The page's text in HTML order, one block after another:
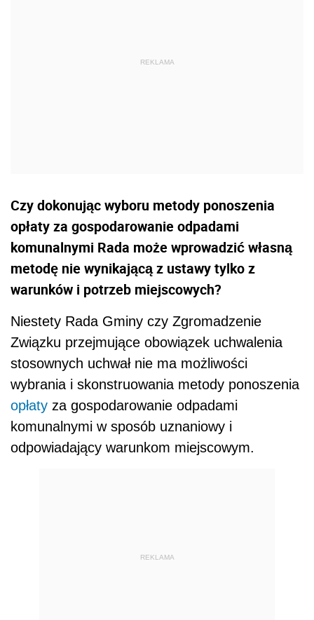
Czy dokonując wyboru metody ponoszenia
opłaty za gospodarowanie odpadami
komunalnymi Rada może wprowadzić własną
metodę nie wynikającą z ustawy tylko z
warunków i potrzeb miejscowych?
Niestety Rada Gminy czy Zgromadzenie
Związku przejmujące obowiązek uchwalenia
stosownych uchwał nie ma możliwości
wybrania i skonstruowania metody ponoszenia
opłaty za gospodarowanie odpadami
komunalnymi w sposób uznaniowy i
odpowiadający warunkom miejscowym.
REKLAMA